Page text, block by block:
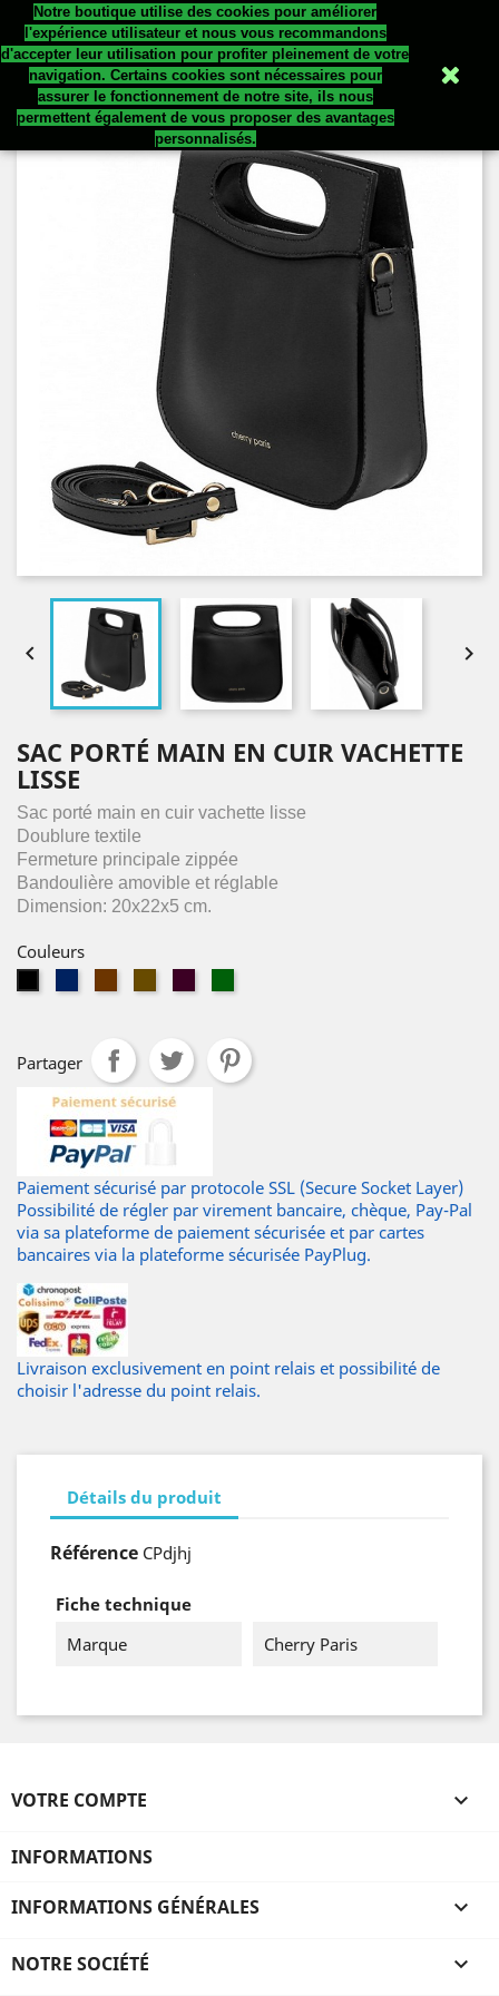

 
SAC PORTÉ MAIN EN CUIR VACHETTE
LISSE
Sac porté main en cuir vachette lisse
Doublure textile
Fermeture principale zippée
Bandoulière amovible et réglable
Dimension: 20x22x5 cm.
Couleurs
Partager
Paiement sécurisé par protocole SSL (Secure Socket Layer)
Possibilité de régler par virement bancaire, chèque, Pay-Pal
via sa plateforme de paiement sécurisée et par cartes
bancaires via la plateforme sécurisée PayPlug.
Livraison exclusivement en point relais et possibilité de
choisir l'adresse du point relais.
Détails du produit
Référence CPdjhj
Fiche technique
Marque
Cherry Paris
VOTRE COMPTE 
INFORMATIONS
Notre boutique utilise des cookies pour améliorer
l'expérience utilisateur et nous vous recommandons
d'accepter leur utilisation pour profiter pleinement de votre
navigation. Certains cookies sont nécessaires pour
assurer le fonctionnement de notre site, ils nous
permettent également de vous proposer des avantages
personnalisés.
INFORMATIONS GÉNÉRALES 
NOTRE SOCIÉTÉ 